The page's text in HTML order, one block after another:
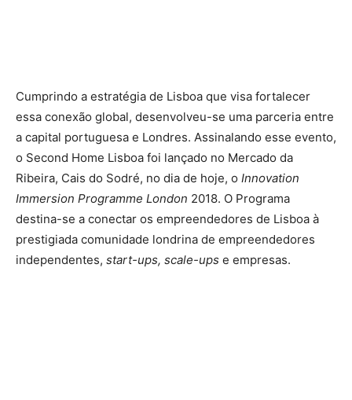
Cumprindo a estratégia de Lisboa que visa fortalecer
essa conexão global, desenvolveu-se uma parceria entre
a capital portuguesa e Londres. Assinalando esse evento,
o Second Home Lisboa foi lançado no Mercado da
Ribeira, Cais do Sodré, no dia de hoje, o Innovation
Immersion Programme London 2018. O Programa
destina-se a conectar os empreendedores de Lisboa à
prestigiada comunidade londrina de empreendedores
independentes, start-ups, scale-ups e empresas.